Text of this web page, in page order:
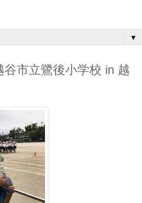
▼
市立鷺後小学校 in 越